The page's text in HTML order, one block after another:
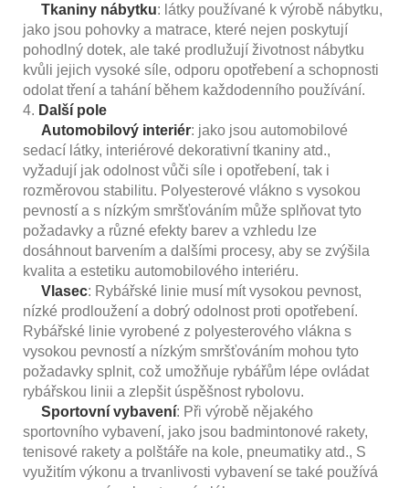
Tkaniny nábytku: látky používané k výrobě nábytku,
jako jsou pohovky a matrace, které nejen poskytují
pohodlný dotek, ale také prodlužují životnost nábytku
kvůli jejich vysoké síle, odporu opotřebení a schopnosti
odolat tření a tahání během každodenního používání.
4. Další pole
Automobilový interiér: jako jsou automobilové
sedací látky, interiérové ​​dekorativní tkaniny atd.,
vyžadují jak odolnost vůči síle i opotřebení, tak i
rozměrovou stabilitu. Polyesterové vlákno s vysokou
pevností a s nízkým smršťováním může splňovat tyto
požadavky a různé efekty barev a vzhledu lze
dosáhnout barvením a dalšími procesy, aby se zvýšila
kvalita a estetiku automobilového interiéru.
Vlasec: Rybářské linie musí mít vysokou pevnost,
nízké prodloužení a dobrý odolnost proti opotřebení.
Rybářské linie vyrobené z polyesterového vlákna s
vysokou pevností a nízkým smršťováním mohou tyto
požadavky splnit, což umožňuje rybářům lépe ovládat
rybářskou linii a zlepšit úspěšnost rybolovu.
Sportovní vybavení: Při výrobě nějakého
sportovního vybavení, jako jsou badmintonové rakety,
tenisové rakety a polštáře na kole, pneumatiky atd., S
využitím výkonu a trvanlivosti vybavení se také používá